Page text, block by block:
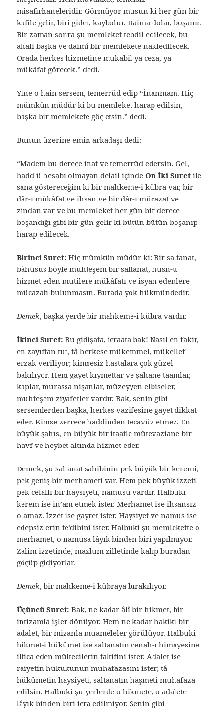
misafirhaneleridir. Görmüyor musun ki her gün bir
kafile gelir, biri gider, kaybolur. Daima dolar, boşanır.
Bir zaman sonra şu memleket tebdil edilecek, bu
ahali başka ve daimî bir memlekete nakledilecek.
Orada herkes hizmetine mukabil ya ceza, ya
mükâfat görecek.” dedi.
Yine o hain sersem, temerrüd edip “İnanmam. Hiç
mümkün müdür ki bu memleket harap edilsin,
başka bir memlekete göç etsin.” dedi.
Bunun üzerine emin arkadaşı dedi:
“Madem bu derece inat ve temerrüd edersin. Gel,
hadd ü hesabı olmayan delail içindeOn İki Suret ile
sana göstereceğim ki bir mahkeme-i kübra var, bir
dâr-ı mükâfat ve ihsan ve bir dâr-ı mücazat ve
zindan var ve bu memleket her gün bir derece
boşandığı gibi bir gün gelir ki bütün bütün boşanıp
harap edilecek.
Birinci Suret: Hiç mümkün müdür ki: Bir saltanat,
bâhusus böyle muhteşem bir saltanat, hüsn-ü
hizmet eden mutîlere mükâfatı ve isyan edenlere
mücazatı bulunmasın. Burada yok hükmündedir.
Demek, başka yerde bir mahkeme-i kübra vardır.
İkinci Suret: Bu gidişata, icraata bak! Nasıl en fakir,
en zayıftan tut, tâ herkese mükemmel, mükellef
erzak veriliyor; kimsesiz hastalara çok güzel
bakılıyor. Hem gayet kıymettar ve şahane taamlar,
kaplar, murassa nişanlar, müzeyyen elbiseler,
muhteşem ziyafetler vardır. Bak, senin gibi
sersemlerden başka, herkes vazifesine gayet dikkat
eder. Kimse zerrece haddinden tecavüz etmez. En
büyük şahıs, en büyük bir itaatle mütevaziane bir
havf ve heybet altında hizmet eder.
Demek, şu saltanat sahibinin pek büyük bir keremi,
pek geniş bir merhameti var. Hem pek büyük izzeti,
pek celalli bir haysiyeti, namusu vardır. Halbuki
kerem ise in’am etmek ister. Merhamet ise ihsansız
olamaz. İzzet ise gayret ister. Haysiyet ve namus ise
edepsizlerin te’dibini ister. Halbuki şu memlekette o
merhamet, o namusa lâyık binden biri yapılmıyor.
Zalim izzetinde, mazlum zilletinde kalıp buradan
göçüp gidiyorlar.
Demek, bir mahkeme-i kübraya bırakılıyor.
Üçüncü Suret: Bak, ne kadar âlî bir hikmet, bir
intizamla işler dönüyor. Hem ne kadar hakiki bir
adalet, bir mizanla muameleler görülüyor. Halbuki
hikmet-i hükûmet ise saltanatın cenah-ı himayesine
iltica eden mültecilerin taltifini ister. Adalet ise
raiyetin hukukunun muhafazasını ister; tâ
hükûmetin haysiyeti, saltanatın haşmeti muhafaza
edilsin. Halbuki şu yerlerde o hikmete, o adalete
lâyık binden biri icra edilmiyor. Senin gibi